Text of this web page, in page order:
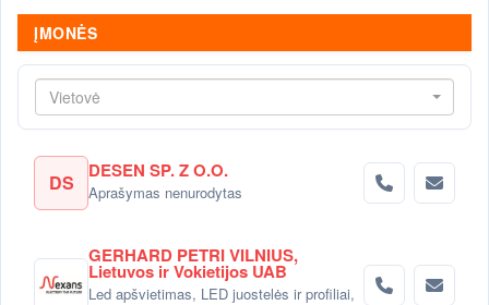
ĮMONĖS
Vietovė
DS DESEN SP. Z O.O.
Aprašymas nenurodytas
GERHARD PETRI VILNIUS,
Lietuvos ir Vokietijos UAB
Led apšvietimas, LED juostelės ir profiliai,